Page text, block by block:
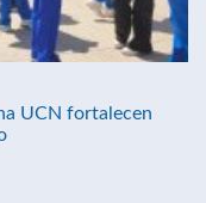
UCN fortalecen